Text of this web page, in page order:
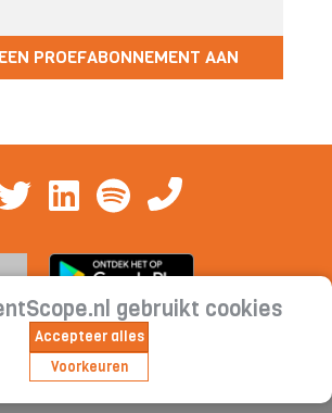
PROEFABONNEMENT AAN
| Privacyverklaring |
gebruikt cookies
Accepteer alles
Voorkeuren